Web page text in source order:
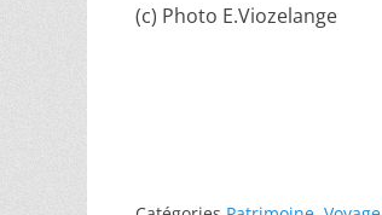
(c) Photo E.Viozelange